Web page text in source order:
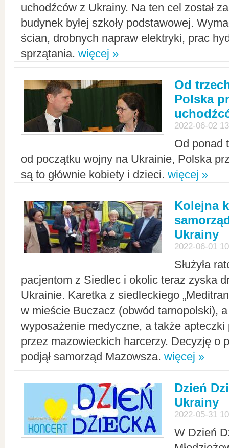
uchodźców z Ukrainy. Na ten cel został
budynek byłej szkoły podstawowej.
ścian, drobnych napraw elektryki, prac
sprzątania. więcej »
Od
Polska
2022-06-02
Od ponad
od początku wojny na Ukrainie, Polska
są to głównie kobiety i dzieci. więcej »
Kolejna
Ukrainy
2022-06-01
Służyła
pacjentom z Siedlec i okolic teraz zyska
Ukrainie. Karetka z siedleckiego
w mieście Buczacz (obwód tarnopolski),
wyposażenie medyczne, a także apteczki
przez mazowieckich harcerzy. Decyzję o
podjął samorząd Mazowsza. więcej »
Dzień
Ukrainy
2022-05-31
W Dzień